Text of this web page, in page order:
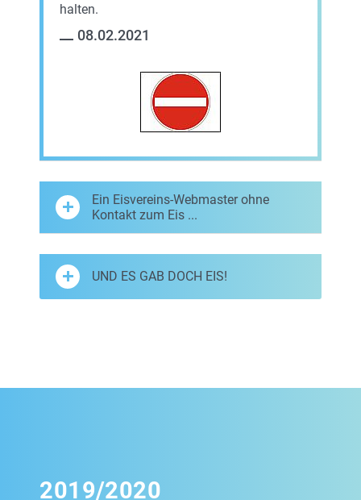
halten.
08.02.2021
Ein Eisvereins-Webmaster ohne
Kontakt zum Eis ...
UND ES GAB DOCH EIS!
2019/2020